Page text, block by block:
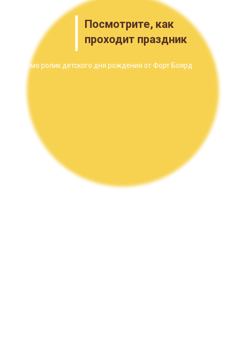
Промо ролик детского дня рождения от Форт Боярд
Посмотрите, как
проходит праздник